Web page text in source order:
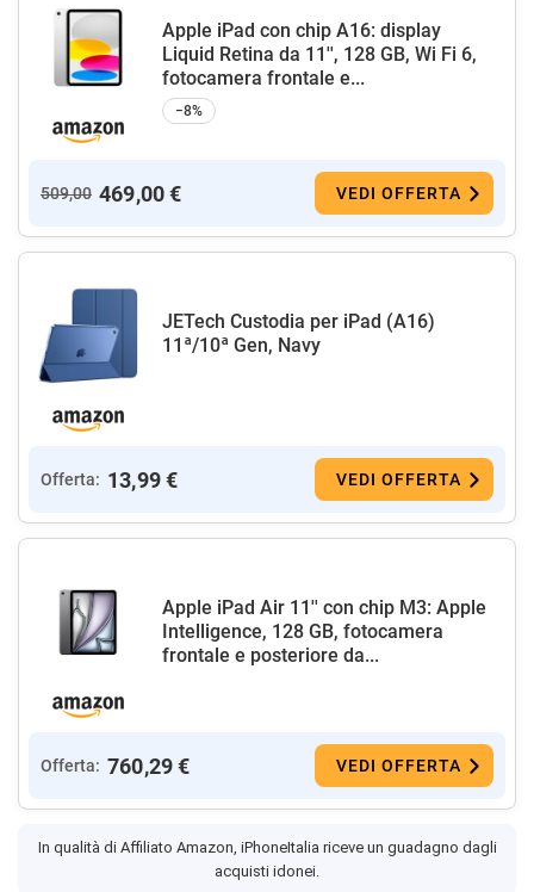
Apple iPad con chip A16: display
Liquid Retina da 11'', 128 GB, Wi Fi 6,
fotocamera frontale e...
−8%
509,00 469,00 € VEDI OFFERTA
JETech Custodia per iPad (A16)
11ª/10ª Gen, Navy
Offerta: 13,99 € VEDI OFFERTA
Apple iPad Air 11'' con chip M3: Apple
Intelligence, 128 GB, fotocamera
frontale e posteriore da...
Offerta: 760,29 € VEDI OFFERTA
In qualità di Affiliato Amazon, iPhoneItalia riceve un guadagno dagli
acquisti idonei.